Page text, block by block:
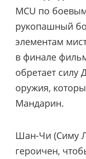
MCU по
рукопашный
элементам
в финале
обретает
оружия,
Мандарин.
Шан-Чи (Симу
героичен,